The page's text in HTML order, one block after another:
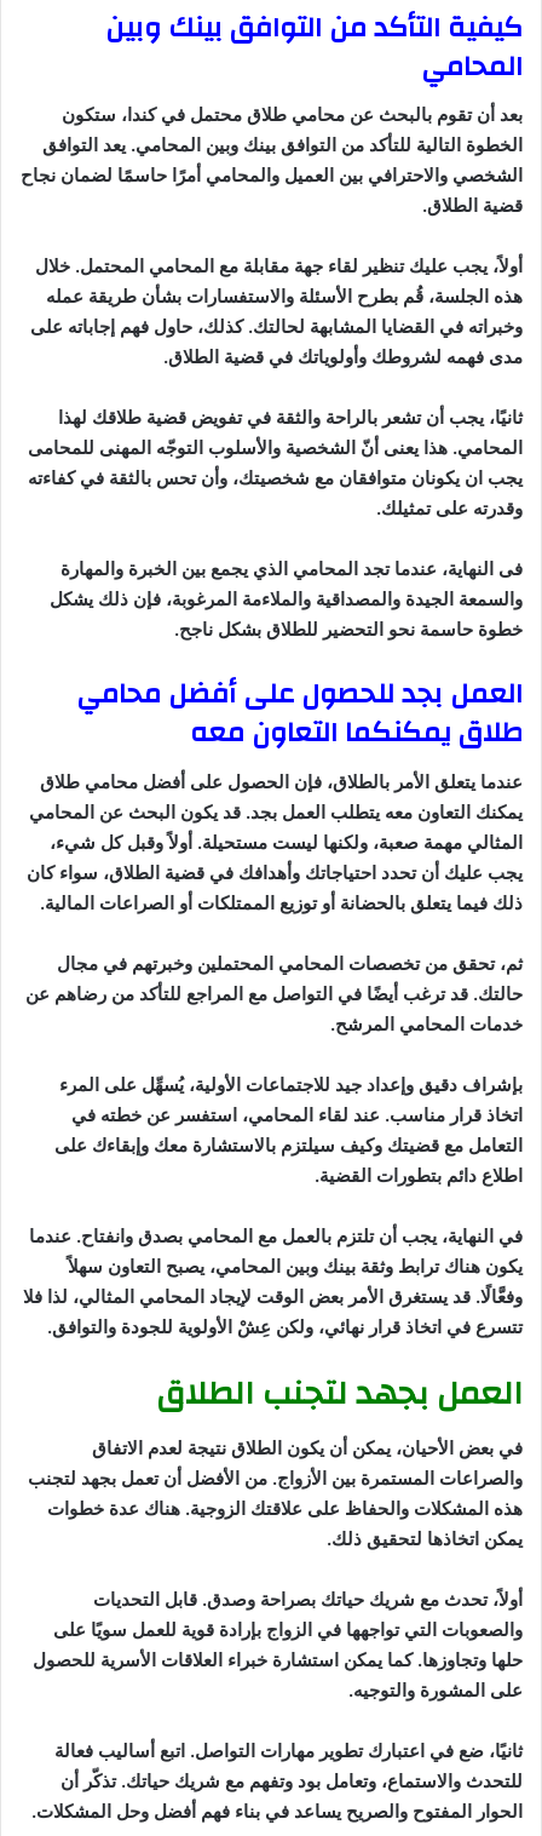
كيفية التأكد من التوافق بينك وبين
المحامي
بعد أن تقوم بالبحث عن محامي طلاق محتمل في كندا، ستكون
الخطوة التالية للتأكد من التوافق بينك وبين المحامي. يعد التوافق
الشخصي والاحترافي بين العميل والمحامي أمرًا حاسمًا لضمان نجاح
قضية الطلاق.
أولاً، يجب عليك تنظير لقاء جهة مقابلة مع المحامي المحتمل. خلال
هذه الجلسة، قُم بطرح الأسئلة والاستفسارات بشأن طريقة عمله
وخبراته في القضايا المشابهة لحالتك. كذلك، حاول فهم إجاباته على
مدى فهمه لشروطك وأولوياتك في قضية الطلاق.
ثانيًا، يجب أن تشعر بالراحة والثقة في تفويض قضية طلاقك لهذا
المحامي. هذا يعنى أنّ الشخصية والأسلوب التوجّه المهنى للمحامى
يجب ان يكونان متوافقان مع شخصيتك، وأن تحس بالثقة في كفاءته
وقدرته على تمثيلك.
فى النهاية، عندما تجد المحامي الذي يجمع بين الخبرة والمهارة
والسمعة الجيدة والمصداقية والملاءمة المرغوبة، فإن ذلك يشكل
خطوة حاسمة نحو التحضير للطلاق بشكل ناجح.
العمل بجد للحصول على أفضل محامي
طلاق يمكنكما التعاون معه
عندما يتعلق الأمر بالطلاق، فإن الحصول على أفضل محامي طلاق
يمكنك التعاون معه يتطلب العمل بجد. قد يكون البحث عن المحامي
المثالي مهمة صعبة، ولكنها ليست مستحيلة. أولاً وقبل كل شيء،
يجب عليك أن تحدد احتياجاتك وأهدافك في قضية الطلاق، سواء كان
ذلك فيما يتعلق بالحضانة أو توزيع الممتلكات أو الصراعات المالية.
ثم، تحقق من تخصصات المحامي المحتملين وخبرتهم في مجال
حالتك. قد ترغب أيضًا في التواصل مع المراجع للتأكد من رضاهم عن
خدمات المحامي المرشح.
بإشراف دقيق وإعداد جيد للاجتماعات الأولية، يُسهِّل على المرء
اتخاذ قرار مناسب. عند لقاء المحامي، استفسر عن خطته في
التعامل مع قضيتك وكيف سيلتزم بالاستشارة معك وإبقاءك على
اطلاع دائم بتطورات القضية.
في النهاية، يجب أن تلتزم بالعمل مع المحامي بصدق وانفتاح. عندما
يكون هناك ترابط وثقة بينك وبين المحامي، يصبح التعاون سهلاً
وفعَّالًا. قد يستغرق الأمر بعض الوقت لإيجاد المحامي المثالي، لذا فلا
تتسرع في اتخاذ قرار نهائي، ولكن عِشْ الأولوية للجودة والتوافق.
العمل بجهد لتجنب الطلاق
في بعض الأحيان، يمكن أن يكون الطلاق نتيجة لعدم الاتفاق
والصراعات المستمرة بين الأزواج. من الأفضل أن تعمل بجهد لتجنب
هذه المشكلات والحفاظ على علاقتك الزوجية. هناك عدة خطوات
يمكن اتخاذها لتحقيق ذلك.
أولاً، تحدث مع شريك حياتك بصراحة وصدق. قابل التحديات
والصعوبات التي تواجهها في الزواج بإرادة قوية للعمل سويًا على
حلها وتجاوزها. كما يمكن استشارة خبراء العلاقات الأسرية للحصول
على المشورة والتوجيه.
ثانيًا، ضع في اعتبارك تطوير مهارات التواصل. اتبع أساليب فعالة
للتحدث والاستماع، وتعامل بود وتفهم مع شريك حياتك. تذكّر أن
الحوار المفتوح والصريح يساعد في بناء فهم أفضل وحل المشكلات.